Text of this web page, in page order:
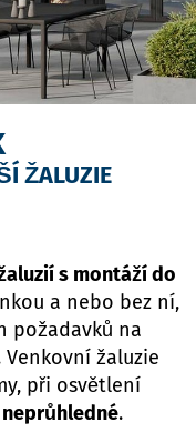
ŽALUZIE
s montáží do
a nebo bez ní,
požadavků na
žaluzie
při osvětlení
.